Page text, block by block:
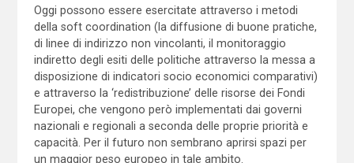
Oggi possono essere esercitate attraverso i metodi
della soft coordination (la diffusione di buone pratiche,
di linee di indirizzo non vincolanti, il monitoraggio
indiretto degli esiti delle politiche attraverso la messa a
disposizione di indicatori socio economici comparativi)
e attraverso la ‘redistribuzione’ delle risorse dei Fondi
Europei, che vengono però implementati dai governi
nazionali e regionali a seconda delle proprie priorità e
capacità. Per il futuro non sembrano aprirsi spazi per
un maggior peso europeo in tale ambito.